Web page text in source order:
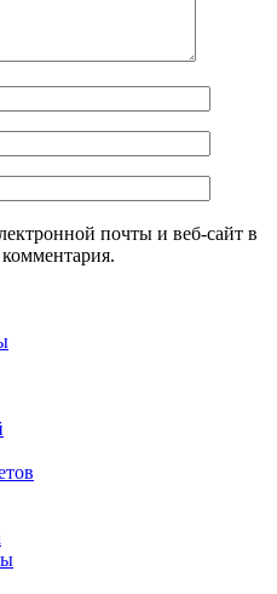
почты и веб-сайт в